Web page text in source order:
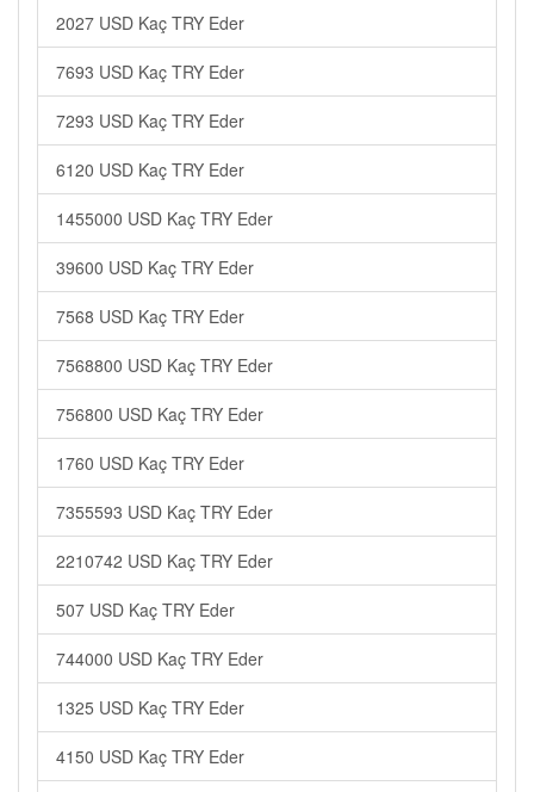
2027 USD Kaç TRY Eder
7693 USD Kaç TRY Eder
7293 USD Kaç TRY Eder
6120 USD Kaç TRY Eder
1455000 USD Kaç TRY Eder
39600 USD Kaç TRY Eder
7568 USD Kaç TRY Eder
7568800 USD Kaç TRY Eder
756800 USD Kaç TRY Eder
1760 USD Kaç TRY Eder
7355593 USD Kaç TRY Eder
2210742 USD Kaç TRY Eder
507 USD Kaç TRY Eder
744000 USD Kaç TRY Eder
1325 USD Kaç TRY Eder
4150 USD Kaç TRY Eder